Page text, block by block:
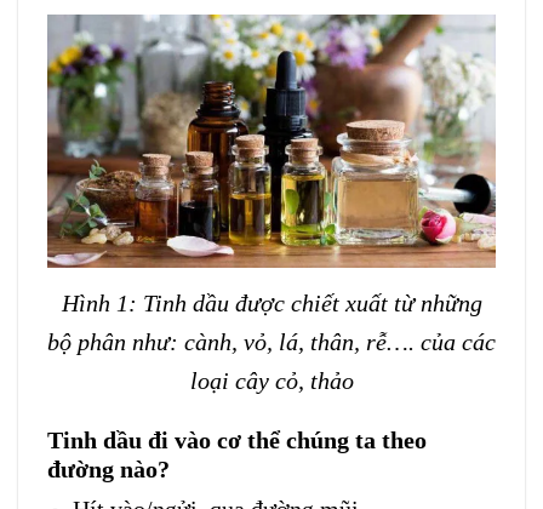
Hình 1: Tinh dầu được chiết xuất từ những
bộ phân như: cành, vỏ, lá, thân, rễ…. của các
loại cây cỏ, thảo
Tinh dầu đi vào cơ thể chúng ta theo
đường nào?